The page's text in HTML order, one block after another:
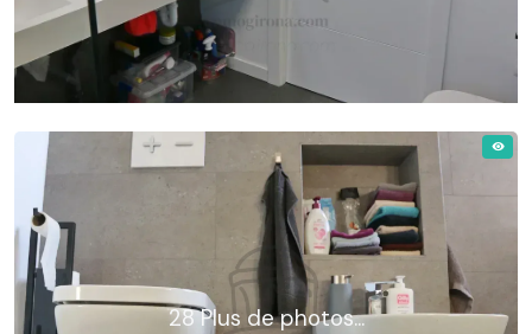
28 Plus de photos...